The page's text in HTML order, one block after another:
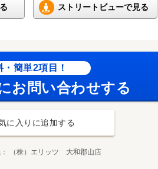
ストリートビューで見る
・簡単2項目！
お問い合わせする
に入りに追加する
（株）エリッツ 大和郡山店